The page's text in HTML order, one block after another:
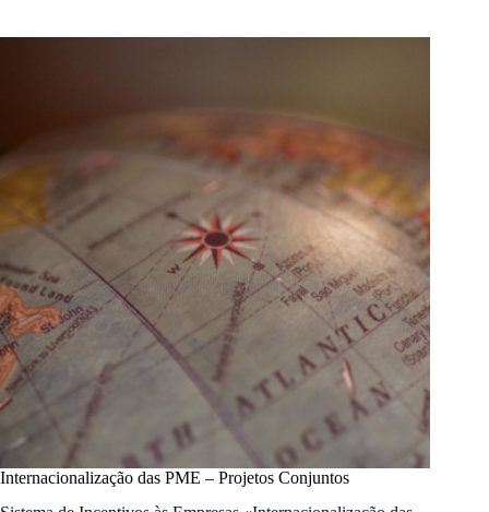
da
Internacionalização das PME – Projetos Conjuntos